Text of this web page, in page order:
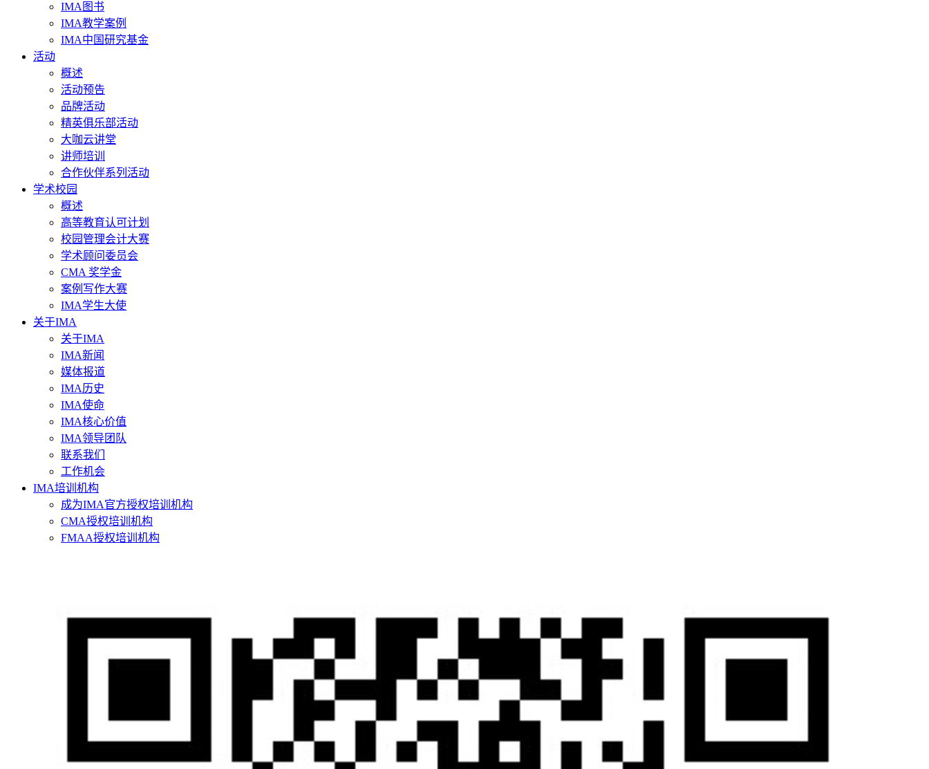
IMA图书
IMA教学案例
IMA中国研究基金
活动
概述
活动预告
品牌活动
精英俱乐部活动
大咖云讲堂
讲师培训
合作伙伴系列活动
学术校园
概述
高等教育认可计划
校园管理会计大赛
学术顾问委员会
CMA 奖学金
案例写作大赛
IMA学生大使
关于IMA
关于IMA
IMA新闻
媒体报道
IMA历史
IMA使命
IMA核心价值
IMA领导团队
联系我们
工作机会
IMA培训机构
成为IMA官方授权培训机构
CMA授权培训机构
FMAA授权培训机构